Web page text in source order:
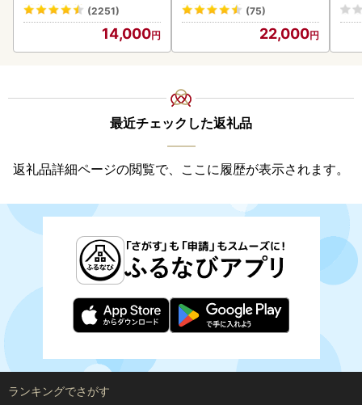
(2251)
14,000
シ!! 牛肉
(75)
22,000
最近チェックした返礼品
返礼品詳細ページの閲覧で、ここに履歴が表示されます。
ランキングでさがす